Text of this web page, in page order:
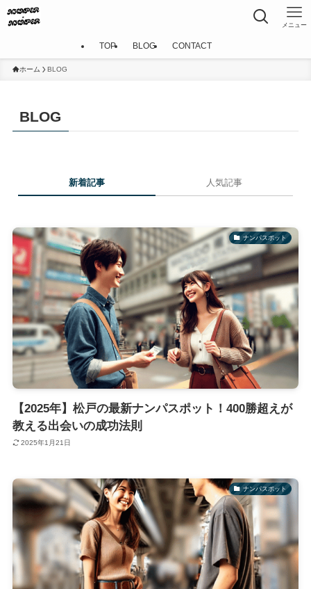
メニュー
TOP BLOG CONTACT
ホーム BLOG
BLOG
新着記事 人気記事
ナンパスポット
【2025年】松戸の最新ナンパスポット！400勝超えが
教える出会いの成功法則
2025年1月21日
ナンパスポット